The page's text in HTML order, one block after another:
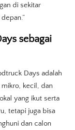
di sekitar
sebagai
Days adalah
kecil, dan
yang ikut serta
tetapi juga bisa
dan calon